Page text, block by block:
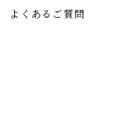
よくあるご質問